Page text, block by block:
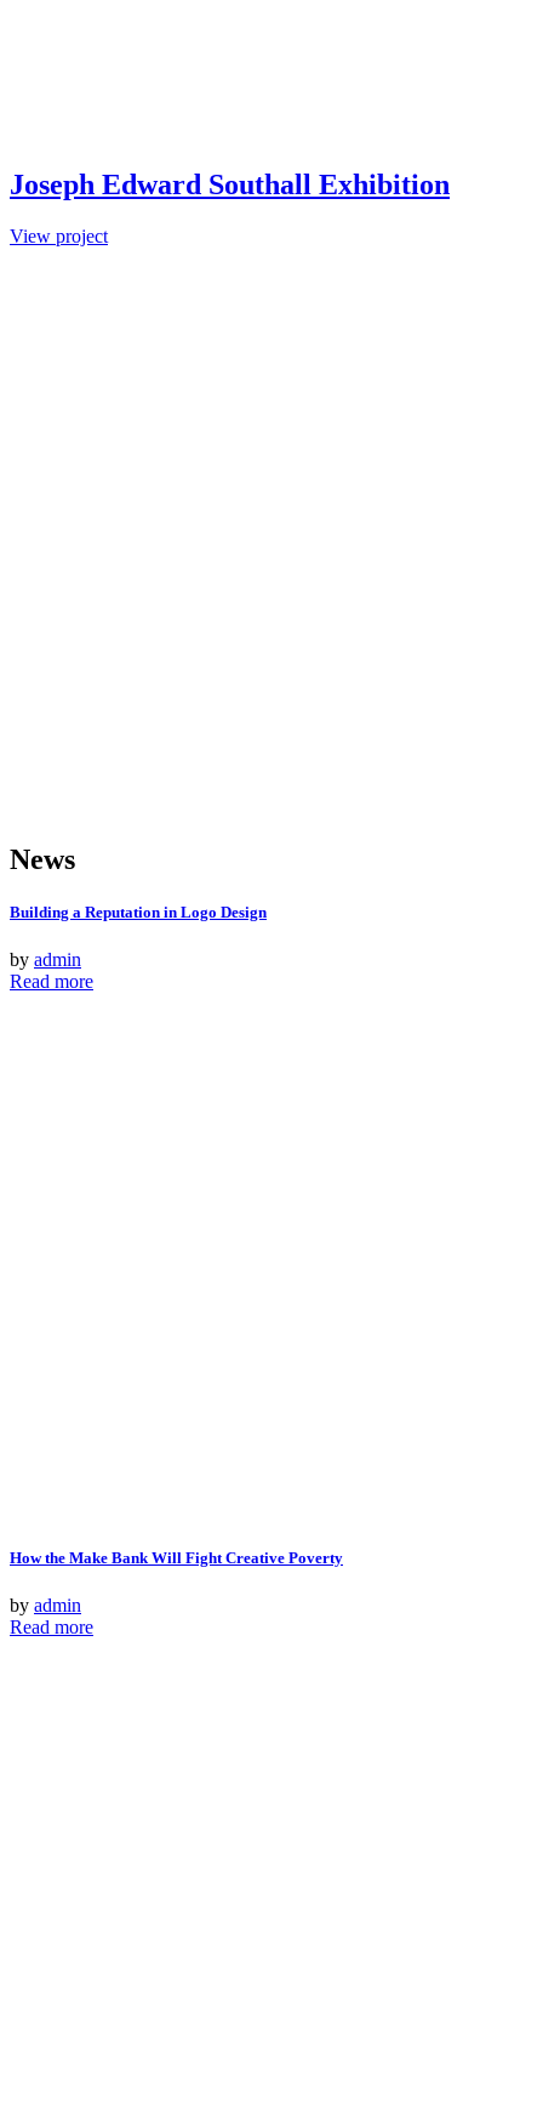
Joseph Edward Southall Exhibition
View project
News
Building a Reputation in Logo Design
by admin
Read more
How the Make Bank Will Fight Creative Poverty
by admin
Read more